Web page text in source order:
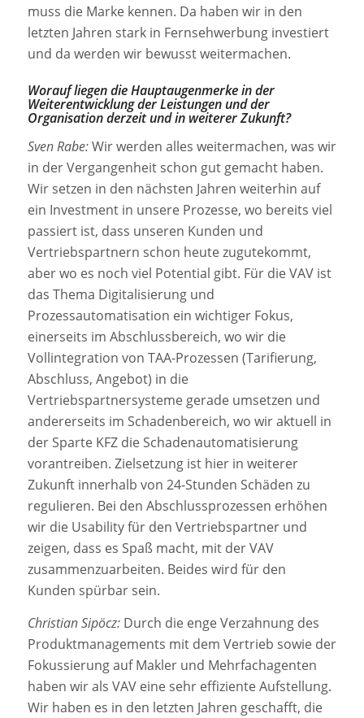
muss die Marke kennen. Da haben wir in den
letzten Jahren stark in Fernsehwerbung investiert
und da werden wir bewusst weitermachen.
Worauf liegen die Hauptaugenmerke in der
Weiterentwicklung der Leistungen und der
Organisation derzeit und in weiterer Zukunft?
Sven Rabe:Wir werden alles weitermachen, was wir
in der Vergangenheit schon gut gemacht haben.
Wir setzen in den nächsten Jahren weiterhin auf
ein Investment in unsere Prozesse, wo bereits viel
passiert ist, dass unseren Kunden und
Vertriebspartnern schon heute zugutekommt,
aber wo es noch viel Potential gibt. Für die VAV ist
das Thema Digitalisierung und
Prozessautomatisation ein wichtiger Fokus,
einerseits im Abschlussbereich, wo wir die
Vollintegration von TAA-Prozessen (Tarifierung,
Abschluss, Angebot) in die
Vertriebspartnersysteme gerade umsetzen und
andererseits im Schadenbereich, wo wir aktuell in
der Sparte KFZ die Schadenautomatisierung
vorantreiben. Zielsetzung ist hier in weiterer
Zukunft innerhalb von 24-Stunden Schäden zu
regulieren. Bei den Abschlussprozessen erhöhen
wir die Usability für den Vertriebspartner und
zeigen, dass es Spaß macht, mit der VAV
zusammenzuarbeiten. Beides wird für den
Kunden spürbar sein.
Christian Sipöcz:Durch die enge Verzahnung des
Produktmanagements mit dem Vertrieb sowie der
Fokussierung auf Makler und Mehrfachagenten
haben wir als VAV eine sehr effiziente Aufstellung.
Wir haben es in den letzten Jahren geschafft, die